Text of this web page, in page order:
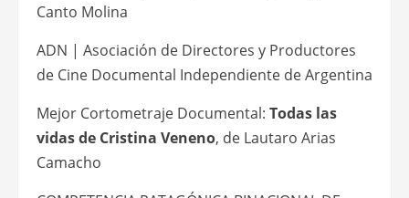
Canto Molina
ADN | Asociación de Directores y Productores
de Cine Documental Independiente de Argentina
Mejor Cortometraje Documental: Todas las
vidas de Cristina Veneno, de Lautaro Arias
Camacho